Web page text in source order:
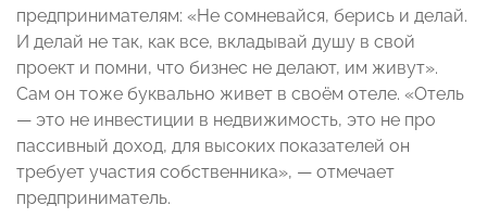
предпринимателям: «Не сомневайся, берись и делай.
И делай не так, как все, вкладывай душу в свой
проект и помни, что бизнес не делают, им живут».
Сам он тоже буквально живет в своём отеле. «Отель
— это не инвестиции в недвижимость, это не про
пассивный доход, для высоких показателей он
требует участия собственника», — отмечает
предприниматель.